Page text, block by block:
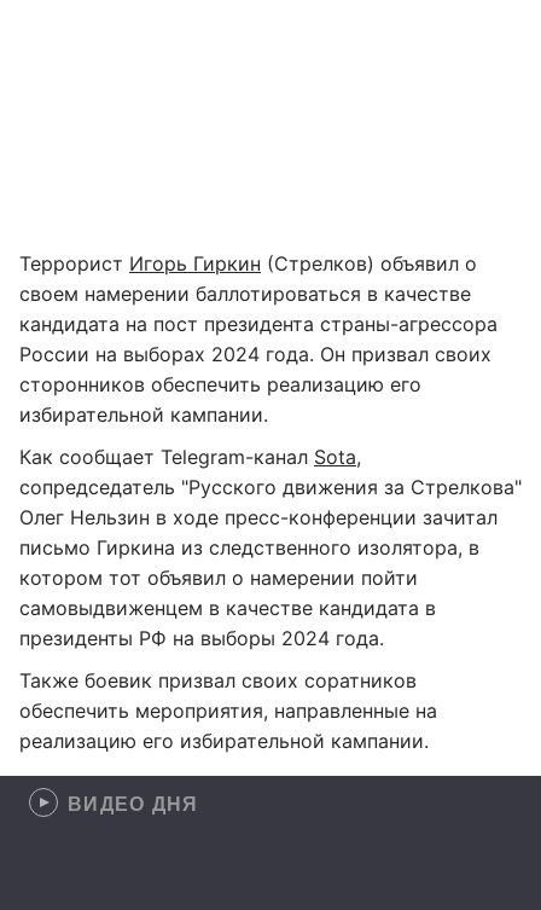
Террорист Игорь Гиркин (Стрелков) объявил о
своем намерении баллотироваться в качестве
кандидата на пост президента страны-агрессора
России на выборах 2024 года. Он призвал своих
сторонников обеспечить реализацию его
избирательной кампании.
Как сообщает Telegram-канал Sota,
сопредседатель "Русского движения за Стрелкова"
Олег Нельзин в ходе пресс-конференции зачитал
письмо Гиркина из следственного изолятора, в
котором тот объявил о намерении пойти
самовыдвиженцем в качестве кандидата в
президенты РФ на выборы 2024 года.
Также боевик призвал своих соратников
обеспечить мероприятия, направленные на
реализацию его избирательной кампании.
ВИДЕО ДНЯ